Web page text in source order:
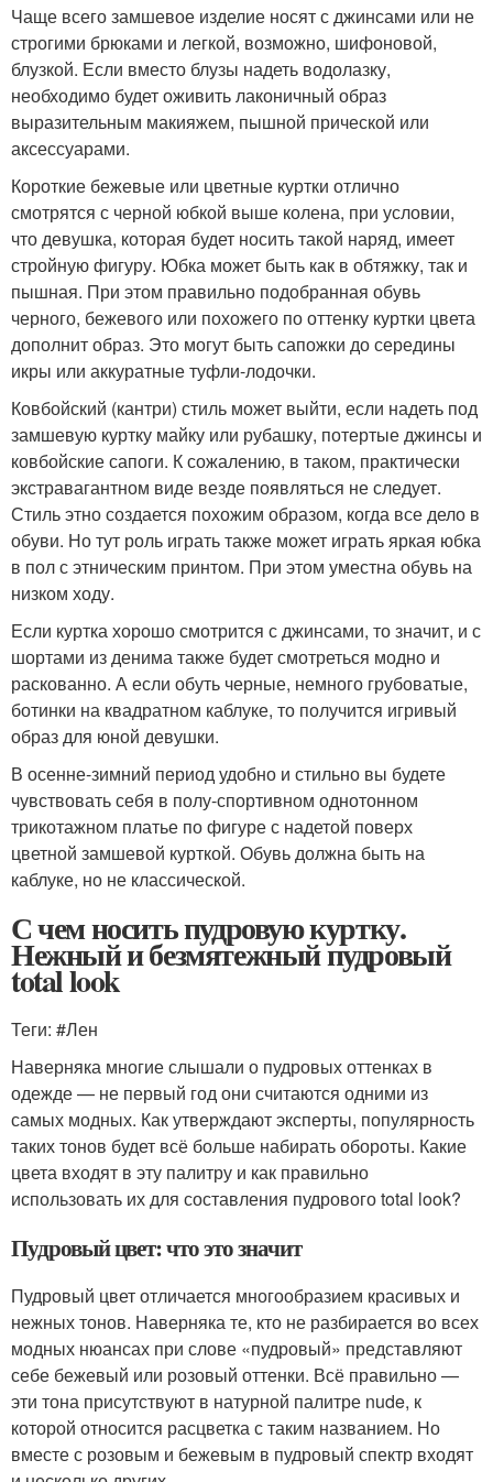
Чаще всего замшевое изделие носят с джинсами или не
строгими брюками и легкой, возможно, шифоновой,
блузкой. Если вместо блузы надеть водолазку,
необходимо будет оживить лаконичный образ
выразительным макияжем, пышной прической или
аксессуарами.
Короткие бежевые или цветные куртки отлично
смотрятся с черной юбкой выше колена, при условии,
что девушка, которая будет носить такой наряд, имеет
стройную фигуру. Юбка может быть как в обтяжку, так и
пышная. При этом правильно подобранная обувь
черного, бежевого или похожего по оттенку куртки цвета
дополнит образ. Это могут быть сапожки до середины
икры или аккуратные туфли-лодочки.
Ковбойский (кантри) стиль может выйти, если надеть под
замшевую куртку майку или рубашку, потертые джинсы и
ковбойские сапоги. К сожалению, в таком, практически
экстравагантном виде везде появляться не следует.
Стиль этно создается похожим образом, когда все дело в
обуви. Но тут роль играть также может играть яркая юбка
в пол с этническим принтом. При этом уместна обувь на
низком ходу.
Если куртка хорошо смотрится с джинсами, то значит, и с
шортами из денима также будет смотреться модно и
раскованно. А если обуть черные, немного грубоватые,
ботинки на квадратном каблуке, то получится игривый
образ для юной девушки.
В осенне-зимний период удобно и стильно вы будете
чувствовать себя в полу-спортивном однотонном
трикотажном платье по фигуре с надетой поверх
цветной замшевой курткой. Обувь должна быть на
каблуке, но не классической.
С чем носить пудровую куртку.
Нежный и безмятежный пудровый
total look
Теги: #Лен
Наверняка многие слышали о пудровых оттенках в
одежде — не первый год они считаются одними из
самых модных. Как утверждают эксперты, популярность
таких тонов будет всё больше набирать обороты. Какие
цвета входят в эту палитру и как правильно
использовать их для составления пудрового total look?
Пудровый цвет: что это значит
Пудровый цвет отличается многообразием красивых и
нежных тонов. Наверняка те, кто не разбирается во всех
модных нюансах при слове «пудровый» представляют
себе бежевый или розовый оттенки. Всё правильно —
эти тона присутствуют в натурной палитре nude, к
которой относится расцветка с таким названием. Но
вместе с розовым и бежевым в пудровый спектр входят